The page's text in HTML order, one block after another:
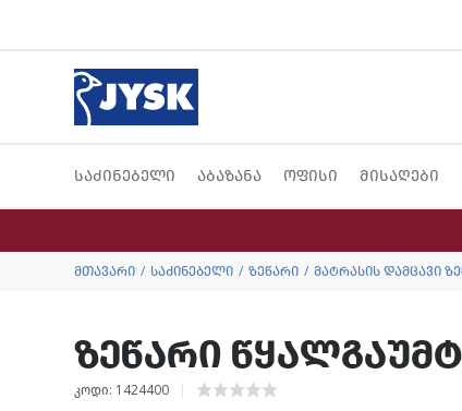
საძინებელი აბაზანა ოფისი მისაღები
მთავარი საძინებელი ზეწარი მატრასის დამცავი
ზეწარი
კოდი: 1424400